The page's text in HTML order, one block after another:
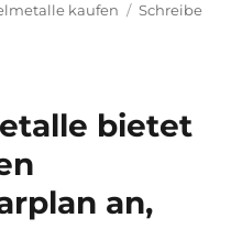
kaufen
Schreibe
bietet
an,